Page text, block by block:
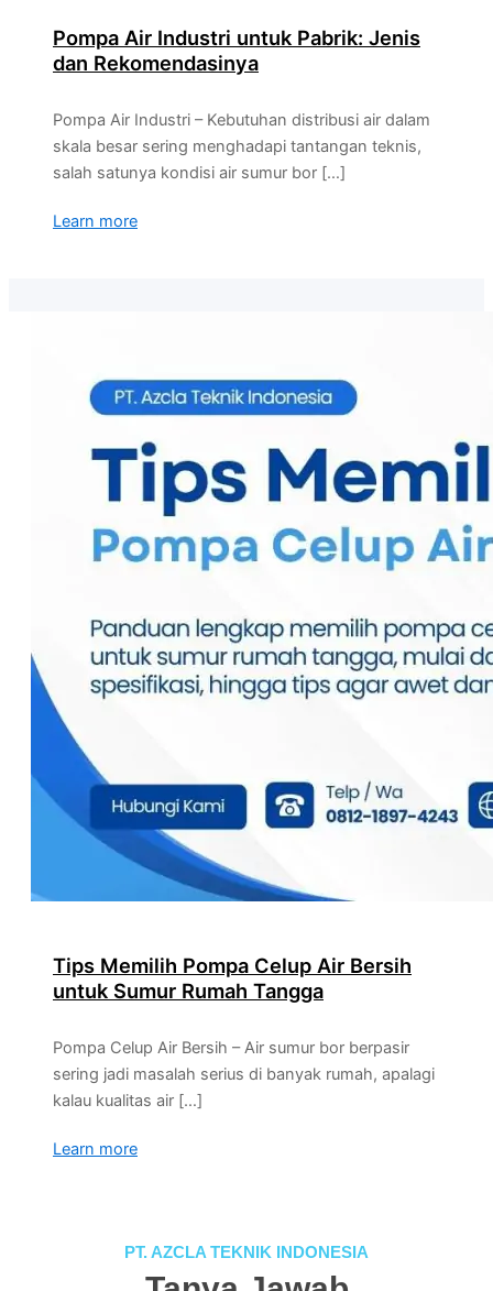
Pompa Air Industri untuk Pabrik: Jenis
dan Rekomendasinya
Pompa Air Industri – Kebutuhan distribusi air dalam
skala besar sering menghadapi tantangan teknis,
salah satunya kondisi air sumur bor […]
Learn more
Tips Memilih Pompa Celup Air Bersih
untuk Sumur Rumah Tangga
Pompa Celup Air Bersih – Air sumur bor berpasir
sering jadi masalah serius di banyak rumah, apalagi
kalau kualitas air […]
Learn more
PT. AZCLA TEKNIK INDONESIA